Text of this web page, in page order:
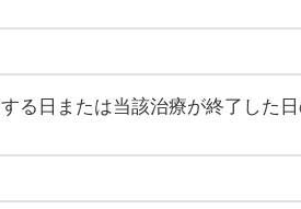
日または当該治療が終了した日